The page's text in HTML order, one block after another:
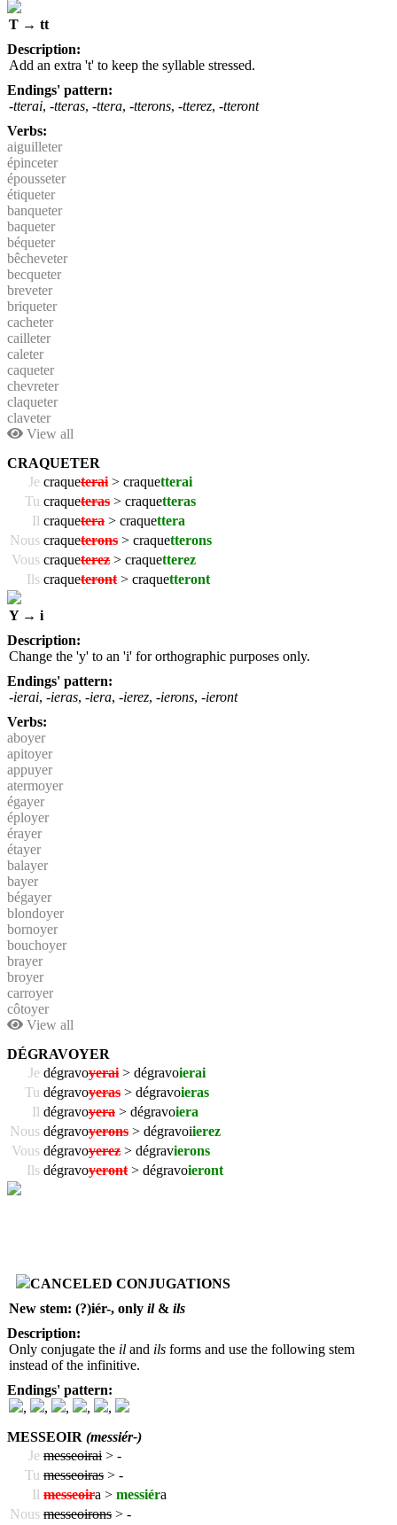
T → tt
Description:
Add an extra 't' to keep the syllable stressed.
Endings' pattern:
-tterai, -tteras, -ttera, -tterons, -tterez, -tteront
Verbs:
aiguilleter
épinceter
épousseter
étiqueter
banqueter
baqueter
béqueter
bêcheveter
becqueter
breveter
briqueter
cacheter
cailleter
caleter
caqueter
chevreter
claqueter
claveter
View all
CRAQUETER
Je craqueterai > craquetterai
Tu craqueteras > craquetteras
Il craquetera > craquettera
Nous craqueterons > craquetterons
Vous craqueterez > craquetterez
Ils craqueteront > craquetteront
Y → i
Description:
Change the 'y' to an 'i' for orthographic purposes only.
Endings' pattern:
-ierai, -ieras, -iera, -ierez, -ierons, -ieront
Verbs:
aboyer
apitoyer
appuyer
atermoyer
égayer
éployer
érayer
étayer
balayer
bayer
bégayer
blondoyer
bornoyer
bouchoyer
brayer
broyer
carroyer
côtoyer
View all
DÉGRAVOYER
Je dégravoyerai > dégravoierai
Tu dégravoyeras > dégravoieras
Il dégravoyera > dégravoiera
Nous dégravoyerons > dégravoiierez
Vous dégravoyerez > dégravierons
Ils dégravoyeront > dégravoieront
CANCELED CONJUGATIONS
New stem: (?)iér-, only il& ils
Description:
Only conjugate the il and ils forms and use the following stem
instead of the infinitive.
Endings' pattern:
,
, , ,
,
MESSEOIR (messiér-)
Je messeoirai > -
Tu messeoiras > -
Il messeoira > messiéra
Nous messeoirons > -